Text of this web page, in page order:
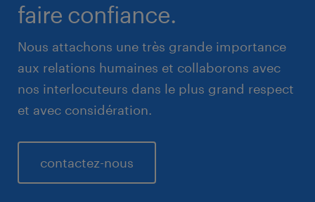
faire confiance.
Nous attachons une très grande importance
aux relations humaines et collaborons avec
nos interlocuteurs dans le plus grand respect
et avec considération.
contactez-nous